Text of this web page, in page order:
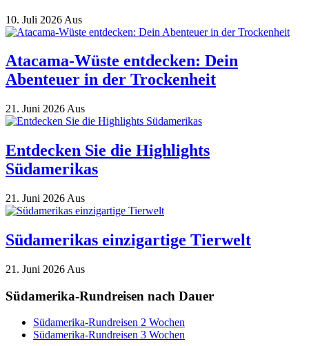
10. Juli 2026 Aus
Atacama-Wüste entdecken: Dein
Abenteuer in der Trockenheit
21. Juni 2026 Aus
Entdecken Sie die Highlights
Südamerikas
21. Juni 2026 Aus
Südamerikas einzigartige Tierwelt
21. Juni 2026 Aus
Südamerika-Rundreisen nach Dauer
Südamerika-Rundreisen 2 Wochen
Südamerika-Rundreisen 3 Wochen